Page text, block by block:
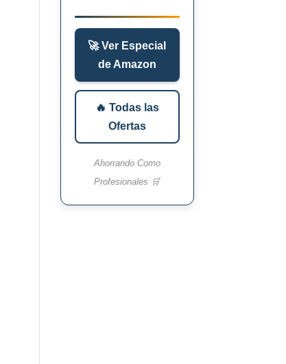
🚀 Ver Especial
de Amazon
🔥 Todas las
Ofertas
Ahorrando Como
Profesionales 🛒